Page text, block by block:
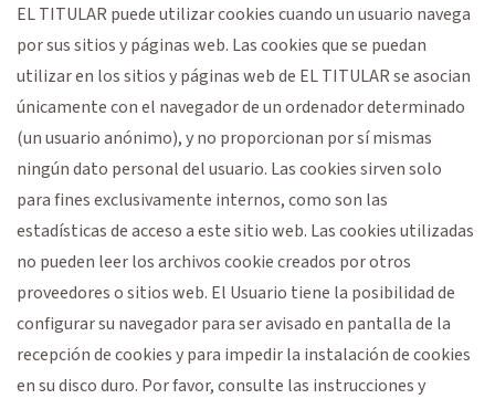
EL TITULAR puede utilizar cookies cuando un usuario navega
por sus sitios y páginas web. Las cookies que se puedan
utilizar en los sitios y páginas web de EL TITULAR se asocian
únicamente con el navegador de un ordenador determinado
(un usuario anónimo), y no proporcionan por sí mismas
ningún dato personal del usuario. Las cookies sirven solo
para fines exclusivamente internos, como son las
estadísticas de acceso a este sitio web. Las cookies utilizadas
no pueden leer los archivos cookie creados por otros
proveedores o sitios web. El Usuario tiene la posibilidad de
configurar su navegador para ser avisado en pantalla de la
recepción de cookies y para impedir la instalación de cookies
en su disco duro. Por favor, consulte las instrucciones y